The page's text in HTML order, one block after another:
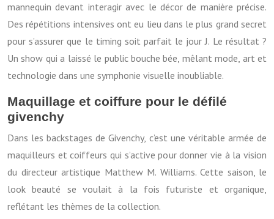
mannequin devant interagir avec le décor de manière précise.
Des répétitions intensives ont eu lieu dans le plus grand secret
pour s’assurer que le timing soit parfait le jour J. Le résultat ?
Un show qui a laissé le public bouche bée, mêlant mode, art et
technologie dans une symphonie visuelle inoubliable.
Maquillage et coiffure pour le défilé
givenchy
Dans les backstages de Givenchy, c’est une véritable armée de
maquilleurs et coiffeurs qui s’active pour donner vie à la vision
du directeur artistique Matthew M. Williams. Cette saison, le
look beauté se voulait à la fois futuriste et organique,
reflétant les thèmes de la collection.